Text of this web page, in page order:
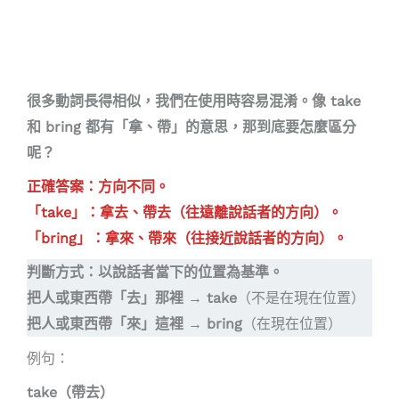
很多動詞長得相似，我們在使用時容易混淆。像 take
和 bring 都有「拿、帶」的意思，那到底要怎麼區分
呢？
正確答案：方向不同。
「take」：拿去、帶去（往遠離說話者的方向）。
「bring」：拿來、帶來（往接近說話者的方向）。
判斷方式：以說話者當下的位置為基準。
把人或東西帶「去」那裡 → take （不是在現在位置）
把人或東西帶「來」這裡 → bring （在現在位置）
例句：
take（帶去）